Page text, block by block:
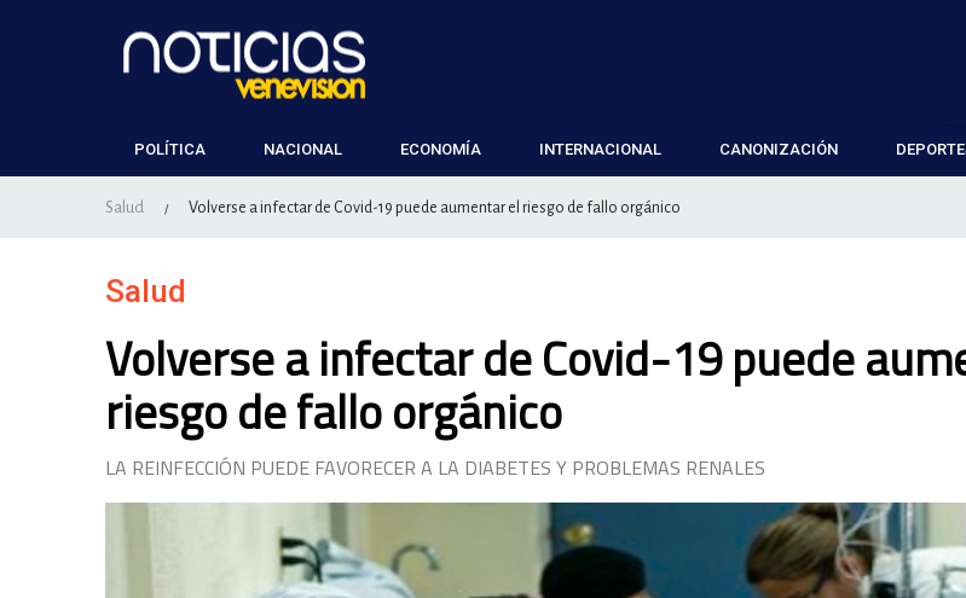
POLÍTICA NACIONAL ECONOMÍA INTERNACIONAL CANONIZACIÓN
Salud / Volverse a infectar de Covid-19 puede aumentar el riesgo de fallo orgánico
Salud
Volverse a infectar de Covid-19 puede
riesgo de fallo orgánico
LA REINFECCIÓN PUEDE FAVORECER A LA DIABETES Y PROBLEMAS RENALES